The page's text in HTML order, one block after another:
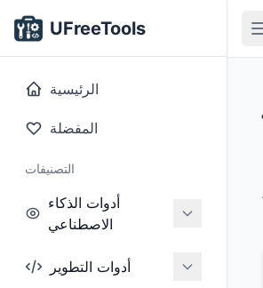
UFreeTools
الرئيسية
المفضلة
التصنيفات
أدوات الذكاء
الاصطناعي
أدوات التطوير